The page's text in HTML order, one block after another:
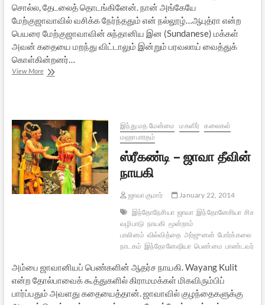
சொல்ல, தேடலைத் தொடங்கினேன். நான் அங்கேயே
மேற்குஜாவாவில் வசிக்க நேர்ந்ததும் என் நல்லூழ்…ஆபுத்ரா என்ற
பெயரை மேற்குஜாவாவின் சுந்தானிய இன (Sundanese) மக்கள்
அவன் கதையை மறந்து விட்டாலும் இன்றும் பரவலாய் வைத்துக்
கொள்கின்றனர்…
View Moreமணிமேகலையின்
இந்து மத மேன்மை மகளிர் கலைகள்
மஹாபாரதம்
ஸ்ரீகண்டி – ஜாவா தீவின்
நாயகி
ஜாவா குமார்
January 22, 2014
இந்தோநேசியா ஜாவா இந்தோனேசியா
வழிபாடு நாயகி மூன்றாம்
பாலினம் வில்வித்தை அர்ஜுனன் போர்க்கலை
நாடகம் இந்தோனேஷியா பெண்மை பாண்டவர்
அம்பை ஜாவானியப் பெண்களின் ஆதர்ச நாயகி. Wayang Kulit
என்ற தோல்பாவைக் கூத்துகளில் கிராமமக்கள் மிகவிரும்பிப்
பார்ப்பதும் அவளது கதையைத்தான். ஜாவாவில் குழந்தைகளுக்கு